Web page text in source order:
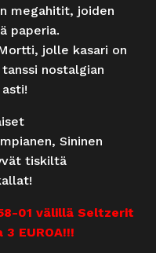
megahitit, joiden
paperia.
jolle kasari on
nostalgian
Sininen
tiskiltä
01 välillä Seltzerit
EUROA!!!